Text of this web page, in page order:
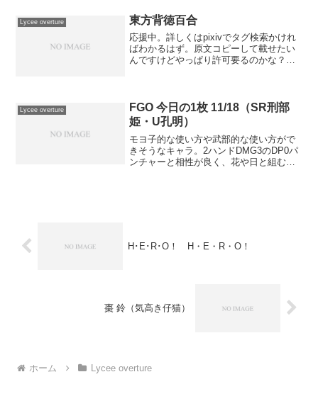
Lycee overture 東方背徳百合
応援中。詳しくはpixivでタグ検索かけれ
ばわかるはず。原文コピーして載せたい
んですけどやっぱり許可要るのかな？
Lycee overture
FGO 今日の1枚 11/18（SR刑部
姫・U孔明）
モヨ子的な使い方や武部的な使い方がで
きそうなキャラ。2ハンドDMG3のDP0パ
ンチャーと相性が良く、花や日と組むと
H･E･R･O！ H・E・R・O！
棗 鈴（気高き仔猫）
ホーム Lycee overture